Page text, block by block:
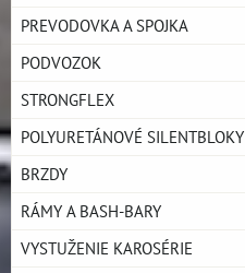
PREVODOVKA A SPOJKA
PODVOZOK
STRONGFLEX
POLYURETÁNOVÉ SILENTBLOKY
BRZDY
RÁMY A BASH-BARY
VYSTUŽENIE KAROSÉRIE